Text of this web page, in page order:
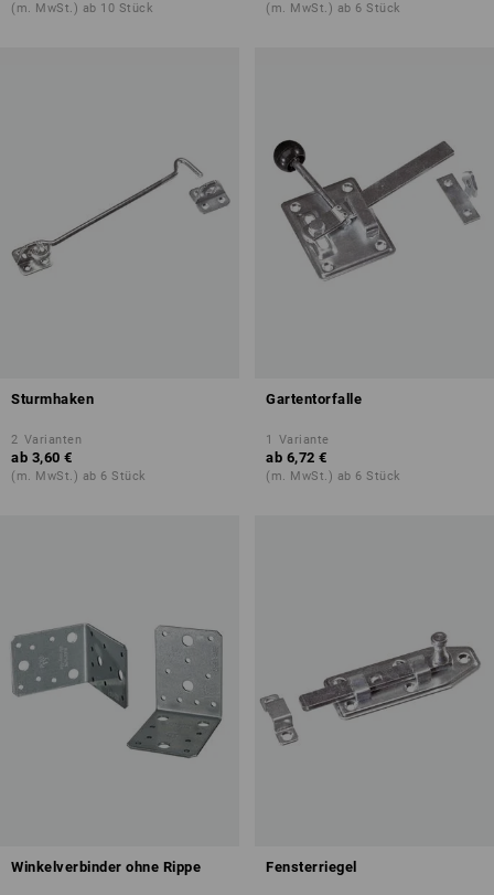
(m. MwSt.) ab 10 Stück (m. MwSt.) ab 6 Stück
Sturmhaken
2 Varianten
ab 3,60 €
(m. MwSt.) ab 6 Stück
Gartentorfalle
1 Variante
ab 6,72 €
(m. MwSt.) ab 6 Stück
Winkelverbinder ohne Rippe Fensterriegel